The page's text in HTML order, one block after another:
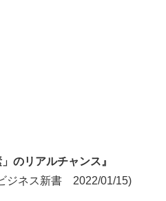
」のリアルチャンス 』
ジネス新書 2022/01/15)